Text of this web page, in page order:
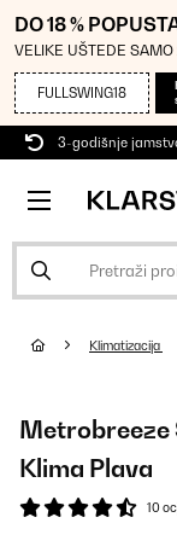
DO 18 %
VELIKE UŠTEDE SAMO
FULLSWING18
3-godišnje
Klimatizacija
Metrobreeze
Klima Plava
10